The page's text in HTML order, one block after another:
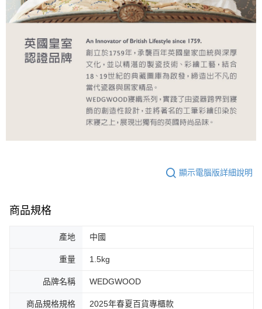
顯示電腦版詳細說明
商品規格
產地 中國
重量 1.5kg
品牌名稱 WEDGWOOD
商品規格規格 2025年春夏百貨專櫃款